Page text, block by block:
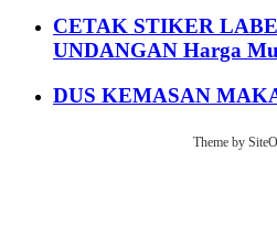
CETAK STIKER
UNDANGAN Harga
DUS KEMASAN
Theme by